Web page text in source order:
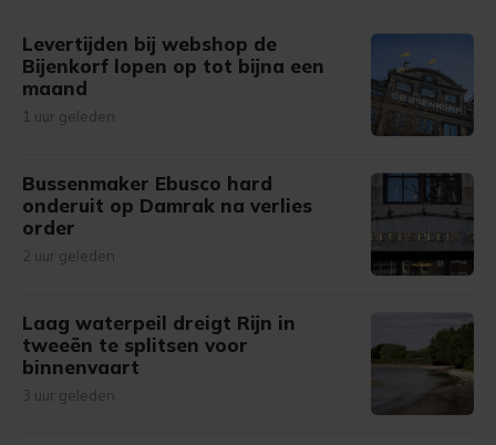
Levertijden bij webshop de
Bijenkorf lopen op tot bijna een
maand
1 uur geleden
Bussenmaker Ebusco hard
onderuit op Damrak na verlies
order
2 uur geleden
Laag waterpeil dreigt Rijn in
tweeën te splitsen voor
binnenvaart
3 uur geleden